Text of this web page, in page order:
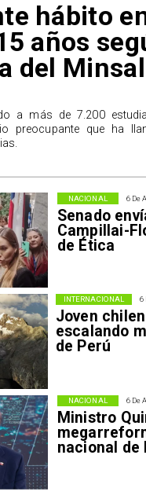
6 De
Senado
Campillai-
de Ética
NACIONAL
6
Joven
escalando
de Perú
INTERNACIONAL
6 De
Ministro
nacional de
NACIONAL
hábito
años
del Minsal
a más de 7.200
preocupante que ha